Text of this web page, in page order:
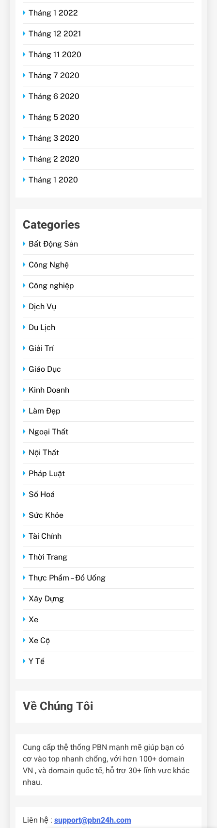
Tháng 1 2022
Tháng 12 2021
Tháng 11 2020
Tháng 7 2020
Tháng 6 2020
Tháng 5 2020
Tháng 3 2020
Tháng 2 2020
Tháng 1 2020
Categories
Bất Động Sản
Công Nghệ
Công nghiệp
Dịch Vụ
Du Lịch
Giải Trí
Giáo Dục
Kinh Doanh
Làm Đẹp
Ngoại Thất
Nội Thất
Pháp Luật
Số Hoá
Sức Khỏe
Tài Chính
Thời Trang
Thực Phẩm – Đồ Uống
Xây Dựng
Xe
Xe Cộ
Y Tế
Về Chúng Tôi
Cung cấp thệ thống PBN mạnh mẽ giúp bạn có
cơ vào top nhanh chống, với hơn 100+ domain
VN , và domain quốc tế, hỗ trợ 30+ lĩnh vực khác
nhau.
Liên hệ : support@pbn24h.com